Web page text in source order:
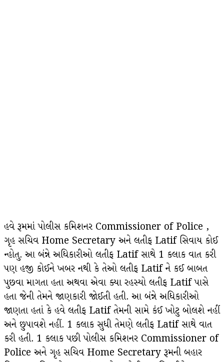
હવે રૂમમાં પોલીસ કમિશનર Commissioner of Police ,
ગૃહ સચિવ Home Secretary અને લતીફ Latif સિવાય કોઈ
ન્હોતુ. આ બંન્ને અધિકારીઓ લતીફ Latif સાથે 1 કલાક વાત કરી
પણ હજી કોઈને ખબર નથી કે તેઓ લતીફ Latif ને કઈ બાબત
પુછવા માગતા હતા અથવા એવા ક્યા રહસ્યો લતીફ Latif પાસે
હતા જેની તેમને જાણકારી જોઈતી હતી. આ બંન્ને અધિકારીઓ
જાણતા હતાં કે હવે લતીફ Latif તેમની સામે કંઈ ખોટુ બોલશે નહીં
અને છુપાવશે નહીં. 1 કલાક સુધી તેમણે લતીફ Latif સાથે વાત
કરી હતી. 1 કલાક પછી પોલીસ કમિશનર Commissioner of
Police અને ગૃહ સચિવ Home Secretary રૂમની બહાર